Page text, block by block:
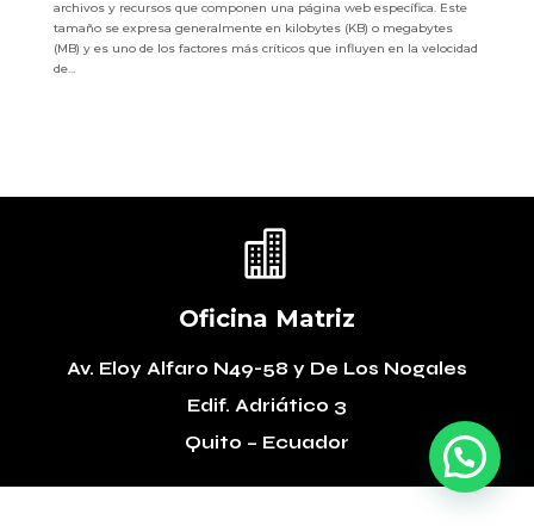
archivos y recursos que componen una página web específica. Este
tamaño se expresa generalmente en kilobytes (KB) o megabytes
(MB) y es uno de los factores más críticos que influyen en la velocidad
de...

Oficina Matriz
Av. Eloy Alfaro N49-58 y De Los Nogales
Edif. Adriático 3
Quito – Ecuador